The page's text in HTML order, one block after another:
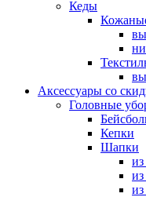
Кеды
Аксессуары со
Головные
Кепки
Шапки